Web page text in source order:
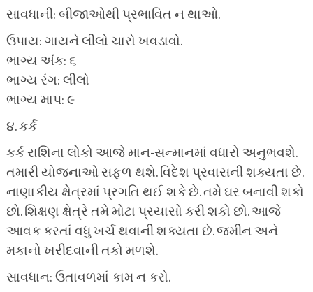
સાવધાની: બીજાઓથી પ્રભાવિત ન થાઓ.
ઉપાય: ગાયને લીલો ચારો ખવડાવો.
ભાગ્ય અંક: ૬
ભાગ્ય રંગ: લીલો
ભાગ્ય માપ: ૯
૪. કર્ક
કર્ક રાશિના લોકો આજે માન-સન્માનમાં વધારો અનુભવશે.
તમારી યોજનાઓ સફળ થશે. વિદેશ પ્રવાસની શક્યતા છે.
નાણાકીય ક્ષેત્રમાં પ્રગતિ થઈ શકે છે. તમે ઘર બનાવી શકો
છો. શિક્ષણ ક્ષેત્રે તમે મોટા પ્રયાસો કરી શકો છો. આજે
આવક કરતાં વધુ ખર્ચ થવાની શક્યતા છે. જમીન અને
મકાનો ખરીદવાની તકો મળશે.
સાવધાન: ઉતાવળમાં કામ ન કરો.